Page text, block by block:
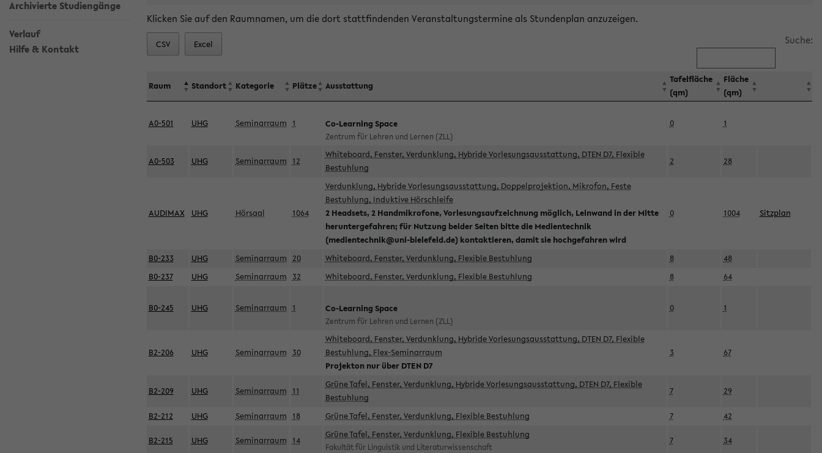
Archivierte Studiengänge
Verlauf
Hilfe & Kontakt
Klicken Sie auf den Raumnamen, um die dort stattfindenden Veranstaltungstermine als Stundenplan anzuzeigen.
CSV Excel Suche:
Raum Standort Kategorie Plätze Ausstattung
Tafelfläche
(qm)
Fläche
(qm)
A0-501 UHG Seminarraum 1 Co-Learning Space
Zentrum für Lehren und Lernen (ZLL)
0 1
A0-503 UHG Seminarraum 12
Whiteboard, Fenster, Verdunklung, Hybride Vorlesungsausstattung, DTEN D7, Flexible
Bestuhlung
2 28
AUDIMAX UHG Hörsaal 1064
Verdunklung, Hybride Vorlesungsausstattung, Doppelprojektion, Mikrofon, Feste
Bestuhlung, Induktive Hörschleife
2 Headsets, 2 Handmikrofone, Vorlesungsaufzeichnung möglich, Leinwand in der Mitte
heruntergefahren; für Nutzung beider Seiten bitte die Medientechnik
(medientechnik@uni-bielefeld.de) kontaktieren, damit sie hochgefahren wird
0 1004 Sitzplan
B0-233 UHG Seminarraum 20 Whiteboard, Fenster, Verdunklung, Flexible Bestuhlung 8
48
B0-237
UHG Seminarraum 32 Whiteboard, Fenster, Verdunklung, Flexible Bestuhlung 8 64
B0-245 UHG Seminarraum 1 Co-Learning Space
Zentrum für Lehren und Lernen (ZLL)
0 1
B2-206 UHG Seminarraum 30
Whiteboard, Fenster, Verdunklung, Hybride Vorlesungsausstattung, DTEN D7, Flexible
Bestuhlung, Flex-Seminarraum
Projekton nur über DTEN D7
3 67
B2-209 UHG Seminarraum 11
Grüne Tafel, Fenster, Verdunklung, Hybride Vorlesungsausstattung, DTEN D7, Flexible
Bestuhlung
7 29
B2-212 UHG Seminarraum 18 Grüne Tafel, Fenster, Verdunklung, Flexible Bestuhlung 7 42
B2-215 UHG Seminarraum 14
Grüne Tafel, Fenster, Verdunklung, Flexible Bestuhlung
Fakultät für Linguistik und Literaturwissenschaft
7 34